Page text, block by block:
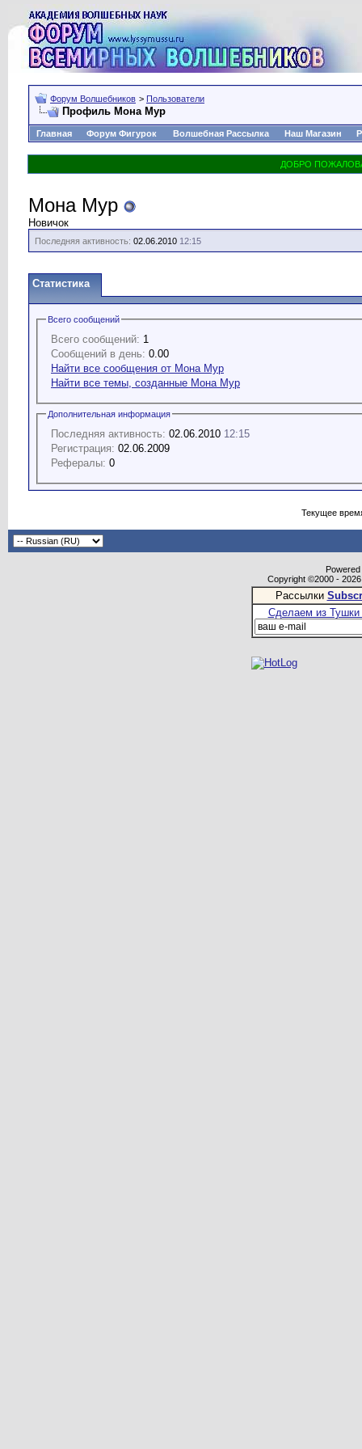
Форум Волшебников > Пользователи
Профиль Мона Мур
Главная Форум Фигурок Волшебная Рассылка Наш Магазин
Мона Мур
Новичок
Последняя активность: 02.06.2010 12:15
Статистика
Всего сообщений
Всего сообщений: 1
Сообщений в день: 0.00
Найти все сообщения от Мона Мур
Найти все темы, созданные Мона Мур
Дополнительная информация
Последняя активность: 02.06.2010 12:15
Регистрация: 02.06.2009
Рефералы: 0
Текущее
Copyright ©2000 -
Рассылки
Сделаем из Тушки